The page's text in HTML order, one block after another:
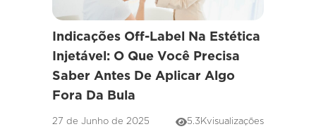
Indicações Off-Label Na Estética
Injetável: O Que Você Precisa
Saber Antes De Aplicar Algo
Fora Da Bula
27 de Junho de 2025 5.3Kvisualizações